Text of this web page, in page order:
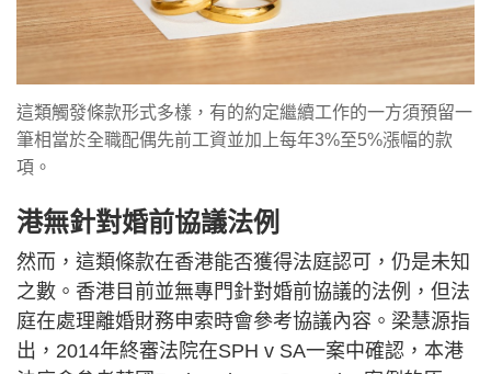
這類觸發條款形式多樣，有的約定繼續工作的一方須預留一
筆相當於全職配偶先前工資並加上每年3%至5%漲幅的款
項。
港無針對婚前協議法例
然而，這類條款在香港能否獲得法庭認可，仍是未知
之數。香港目前並無專門針對婚前協議的法例，但法
庭在處理離婚財務申索時會參考協議內容。梁慧源指
出，2014年終審法院在SPH v SA一案中確認，本港